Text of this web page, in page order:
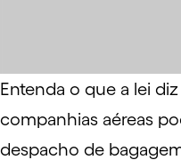
Entenda o que a lei
companhias aéreas
despacho de